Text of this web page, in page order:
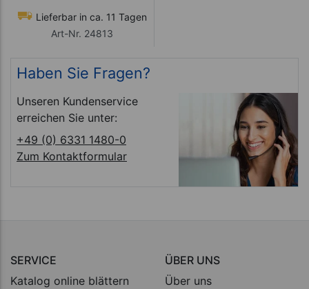
Lieferbar in ca. 11 Tagen
Art-Nr. 24813
Haben Sie Fragen?
Unseren Kundenservice
erreichen Sie unter:
+49 (0) 6331 1480-0
Zum Kontaktformular
SERVICE
Katalog online blättern
ÜBER UNS
Über uns